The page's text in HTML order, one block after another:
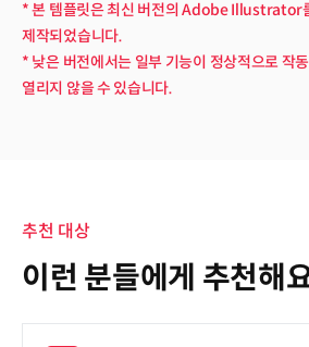
* 본 템플릿은 최신 버전의 Adobe Illustrator
제작되었습니다.
* 낮은 버전에서는 일부 기능이 정상적으로 작
열리지 않을 수 있습니다.
추천 대상
이런 분들에게 추천해